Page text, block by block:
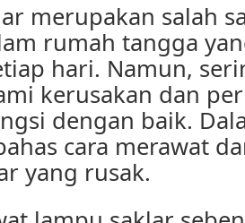
merupakan salah
rumah tangga
hari. Namun,
kerusakan dan
dengan baik.
cara merawat
yang rusak.